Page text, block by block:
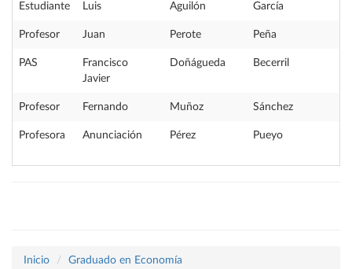
Estudiante Luis Aguilón García
Profesor Juan Perote Peña
PAS
Francisco
Javier
Doñágueda Becerril
Profesor Fernando Muñoz Sánchez
Profesora Anunciación Pérez Pueyo
Inicio
Graduado en Economía